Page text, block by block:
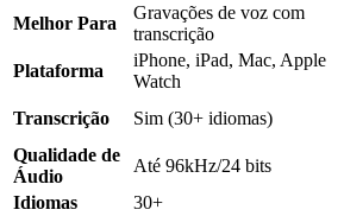
Melhor Para
Gravações de voz com
transcrição
Plataforma
iPhone, iPad, Mac, Apple
Watch
Transcrição Sim (30+ idiomas)
Qualidade de
Áudio
Até 96kHz/24 bits
Idiomas
30+